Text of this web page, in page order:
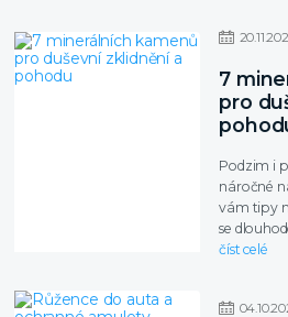
20.11.
7
pro
Podzim i
náročné
vám tipy
se
číst celé
0410.